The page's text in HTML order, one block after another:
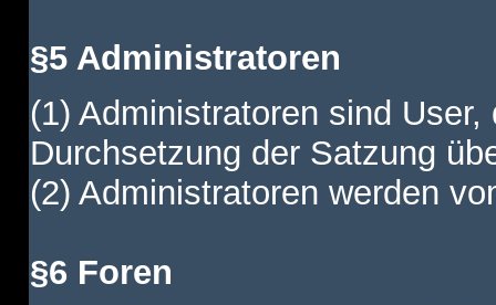
§5 Administratoren
(1) Administratoren sind
Durchsetzung der Satzung
(2) Administratoren werden
§6 Foren